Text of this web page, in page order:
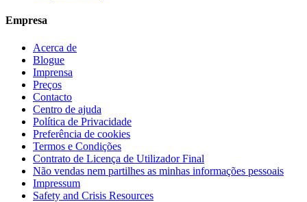
Empresa
Acerca de
Blogue
Imprensa
Preços
Contacto
Centro de ajuda
Política de Privacidade
Preferência de cookies
Termos e Condições
Contrato de Licença de Utilizador Final
Não vendas nem partilhes as minhas informações pessoais
Impressum
Safety and Crisis Resources